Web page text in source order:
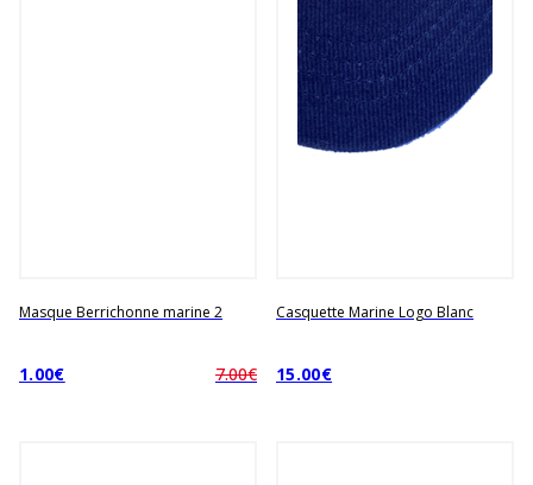
Masque Berrichonne marine 2
1.00€ 7.00€
Casquette Marine Logo Blanc
15.00€